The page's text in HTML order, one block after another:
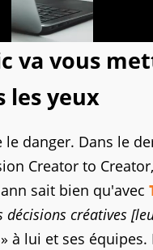
va vous
les yeux
le danger. Dans le
Creator to
sait bien qu'avec
décisions créatives
» à lui et ses équipes.